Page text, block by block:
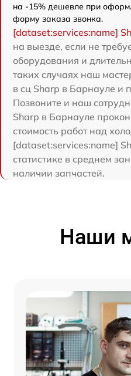
на -15% дешевле при
форму заказа звонка.
[dataset:services:name]
на выезде, если не
оборудования и
таких случаях наш
в сц Sharp в Барнауле и
Позвоните и наш
Sharp в Барнауле
стоимость работ над
[dataset:services:name]
статистике в среднем
наличии запчастей.
Наши